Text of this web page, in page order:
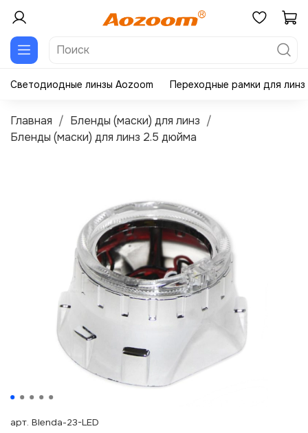
Светодиодные линзы Aozoom Переходные рамки для линз
Главная
Бленды (маски) для линз
Бленды (маски) для линз 2.5 дюйма
арт. Blenda-23-LED